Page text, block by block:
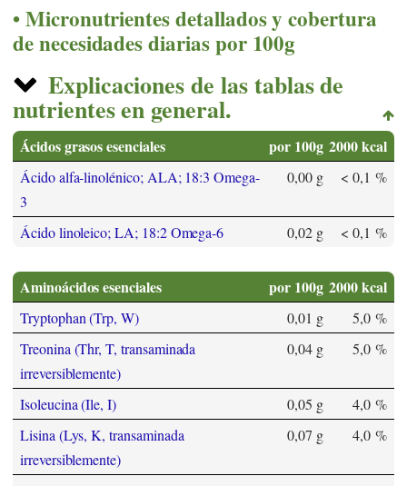
Micronutrientes detallados y cobertura
de necesidades diarias por 100g
Explicaciones de las tablas de
nutrientes en general.
Ácidos grasos esenciales por 100g 2000 kcal
Ácido alfa-linolénico; ALA; 18:3 Omega-
3
0,00 g < 0,1 %
Ácido linoleico; LA; 18:2 Omega-6 0,02 g < 0,1 %
Aminoácidos esenciales por 100g 2000 kcal
Tryptophan (Trp, W) 0,01 g
5,0 %
Treonina (Thr, T, transaminada
irreversiblemente)
0,04 g 5,0 %
Isoleucina (Ile, I) 0,05 g
4,0 %
Lisina (Lys, K, transaminada
irreversiblemente)
0,07 g 4,0 %